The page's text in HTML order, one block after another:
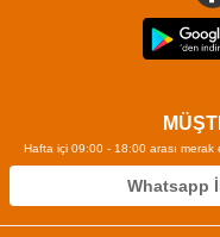
Hafta içi 09:00 - 18:00 arası merak
Whatsapp